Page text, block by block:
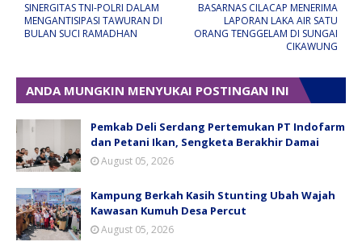
BASARNAS CILACAP MENERIMA
LAPORAN LAKA AIR SATU
ORANG TENGGELAM DI SUNGAI
CIKAWUNG
SINERGITAS TNI-POLRI DALAM
MENGANTISIPASI TAWURAN DI
BULAN SUCI RAMADHAN
ANDA MUNGKIN MENYUKAI POSTINGAN INI
Pemkab Deli Serdang Pertemukan PT Indofarm
dan Petani Ikan, Sengketa Berakhir Damai
August 05, 2026
Kampung Berkah Kasih Stunting Ubah Wajah
Kawasan Kumuh Desa Percut
August 05, 2026